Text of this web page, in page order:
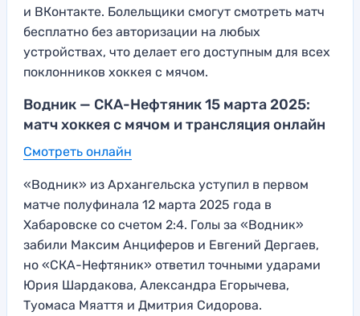
и ВКонтакте. Болельщики смогут смотреть матч
бесплатно без авторизации на любых
устройствах, что делает его доступным для всех
поклонников хоккея с мячом.
Водник — СКА-Нефтяник 15 марта 2025:
матч хоккея с мячом и трансляция онлайн
Смотреть онлайн
«Водник» из Архангельска уступил в первом
матче полуфинала 12 марта 2025 года в
Хабаровске со счетом 2:4. Голы за «Водник»
забили Максим Анциферов и Евгений Дергаев,
но «СКА-Нефтяник» ответил точными ударами
Юрия Шардакова, Александра Егорычева,
Туомаса Мяаття и Дмитрия Сидорова.